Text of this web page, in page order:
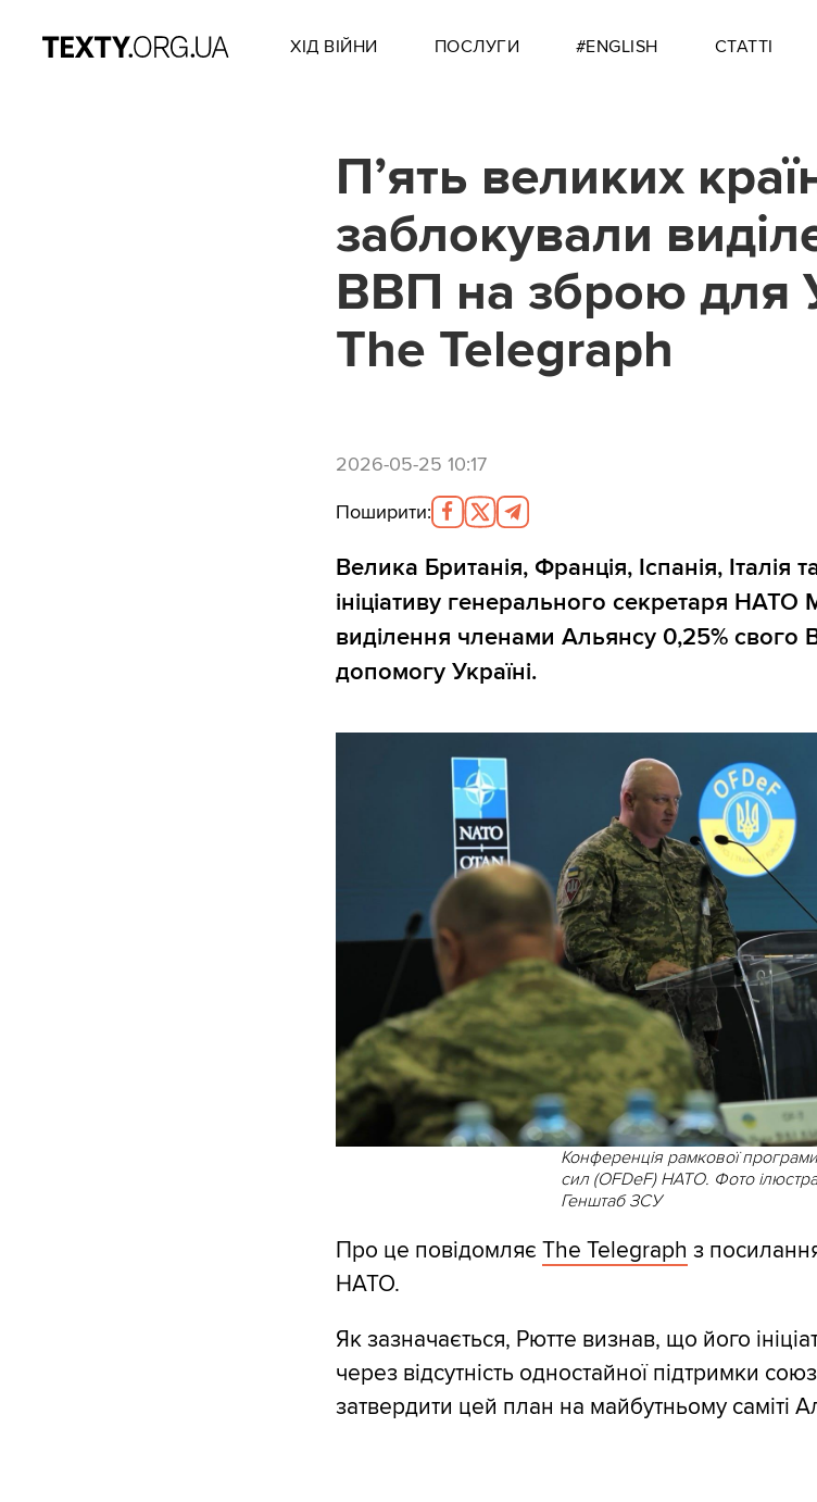
ХІД ВІЙНИ ПОСЛУГИ #ENGLISH СТАТТІ
П’ять великих
заблокували
ВВП на зброю для
The Telegraph
2026-05-25 10:17
Поширити:
Велика Британія, Франція, Іспанія, Італія
ініціативу генерального секретаря
виділення членами Альянсу 0,25% свого
допомогу Україні.
Конференція рамкової
сил (OFDeF) НАТО. Фото
Генштаб ЗСУ
Про це повідомляє The Telegraph з
НАТО.
Як зазначається, Рютте визнав, що його
через відсутність одностайної підтримки
затвердити цей план на майбутньому саміті